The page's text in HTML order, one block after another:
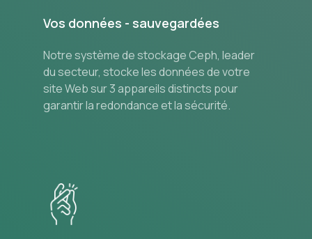
Vos données - sauvegardées
Notre système de stockage Ceph, leader
du secteur, stocke les données de votre
site Web sur 3 appareils distincts pour
garantir la redondance et la sécurité.